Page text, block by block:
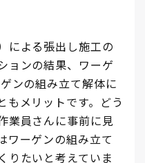
による張出し施工の
ョンの結果、ワーゲ
ンの組み立て解体に
もメリットです。どう
業員さんに事前に見
ワーゲンの組み立て
りたいと考えていま